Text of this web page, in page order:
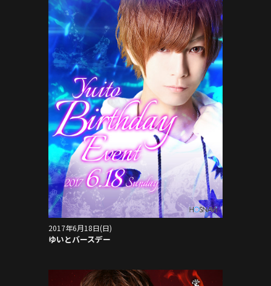
2017年6月18日(日)
ゆいとバースデー